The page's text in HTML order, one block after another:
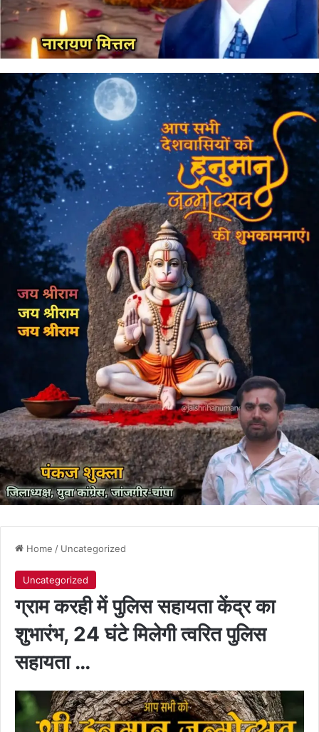
Home / Uncategorized
Uncategorized
ग्राम करही में पुलिस सहायता केंद्र का
शुभारंभ, 24 घंटे मिलेगी त्वरित पुलिस
सहायता …